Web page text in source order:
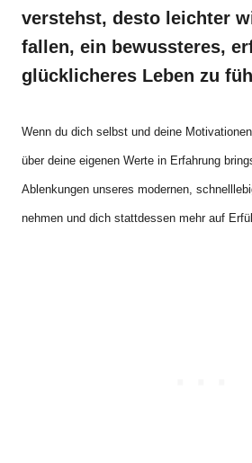
verstehst, desto leichter
fallen, ein bewussteres,
glücklicheres Leben zu
Wenn du dich selbst und deine
über deine eigenen Werte in Erfahrung
Ablenkungen unseres modernen,
nehmen und dich stattdessen mehr auf